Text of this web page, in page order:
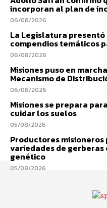
incorporan al plan de
06/08/2026
La Legislatura
compendios temáticos
06/08/2026
Misiones puso en
Mecanismo de
06/08/2026
Misiones se prepara
cuidar los suelos
05/08/2026
Productores
variedades de
genético
05/08/2026